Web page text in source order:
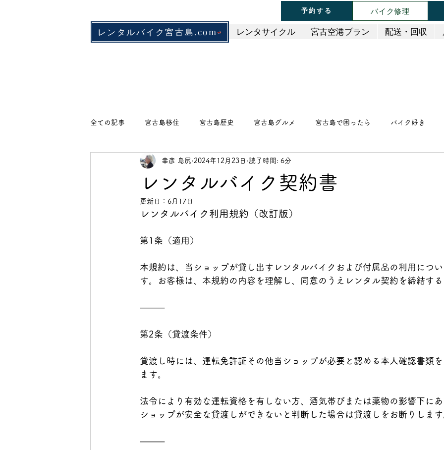
予約する バイク修理
レンタルバイク宮古島.com レンタサイクル 宮古空港プラン 配送・回収
全ての記事 宮古島移住 宮古島歴史 宮古島グルメ 宮古島で困ったら バイク好き
ベーカリー・カフェ スイーツ・ケーキ
郷土料理
鍋・しゃぶしゃぶ・すき焼き
​レンタルバイク契約書
幸彦 島尻 2024年12月23日 読了時間: 6分
更新日： 6月17日
レンタルバイク利用規約（改訂版）
第1条（適用）
本規約は、当ショップが貸し出すレンタルバイクおよび付属品の利用につい
す。お客様は、本規約の内容を理解し、同意のうえレンタル契約を締結する
⸻
第2条（貸渡条件）
貸渡し時には、運転免許証その他当ショップが必要と認める本人確認書類
ます。
法令により有効な運転資格を有しない方、酒気帯びまたは薬物の影響下に
ショップが安全な貸渡しができないと判断した場合は貸渡しをお断りします
⸻